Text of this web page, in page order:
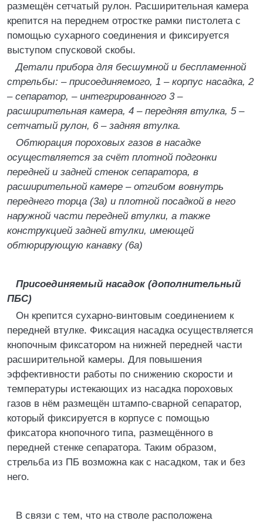
размещён сетчатый рулон. Расширительная камера
крепится на переднем отростке рамки пистолета с
помощью сухарного соединения и фиксируется
выступом спусковой скобы.
Детали прибора для бесшумной и беспламенной
стрельбы: – присоединяемого, 1 – корпус насадка, 2
– сепаратор, – интегрированного 3 –
расширительная камера, 4 – передняя втулка, 5 –
сетчатый рулон, 6 – задняя втулка.
Обтюрация пороховых газов в насадке
осуществляется за счёт плотной подгонки
передней и задней стенок сепаратора, в
расширительной камере – отгибом вовнутрь
переднего торца (3а) и плотной посадкой в него
наружной части передней втулки, а также
конструкцией задней втулки, имеющей
обтюрирующую канавку (6а)
Присоединяемый насадок (дополнительный
ПБС)
Он крепится сухарно-винтовым соединением к
передней втулке. Фиксация насадка осуществляется
кнопочным фиксатором на нижней передней части
расширительной камеры. Для повышения
эффективности работы по снижению скорости и
температуры истекающих из насадка пороховых
газов в нём размещён штампо-сварной сепаратор,
который фиксируется в корпусе с помощью
фиксатора кнопочного типа, размещённого в
передней стенке сепаратора. Таким образом,
стрельба из ПБ возможна как с насадком, так и без
него.
В связи с тем, что на стволе расположена